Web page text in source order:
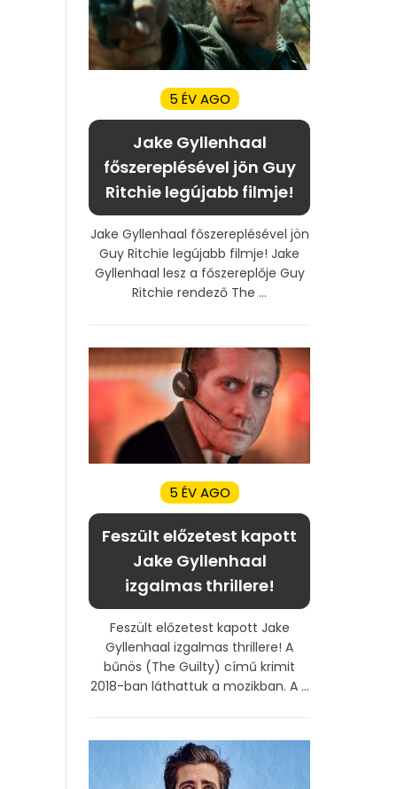
5 ÉV AGO
Jake Gyllenhaal
főszereplésével jön Guy
Ritchie legújabb filmje!
Jake Gyllenhaal főszereplésével jön
Guy Ritchie legújabb filmje! Jake
Gyllenhaal lesz a főszereplője Guy
Ritchie rendező The ...
5 ÉV AGO
Feszült előzetest kapott
Jake Gyllenhaal
izgalmas thrillere!
Feszült előzetest kapott Jake
Gyllenhaal izgalmas thrillere! A
bűnös (The Guilty) című krimit
2018-ban láthattuk a mozikban. A ...